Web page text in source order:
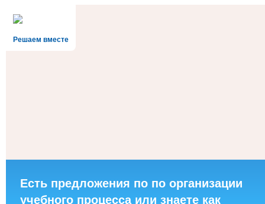
Решаем вместе
Есть предложения по по организации
учебного процесса или знаете как